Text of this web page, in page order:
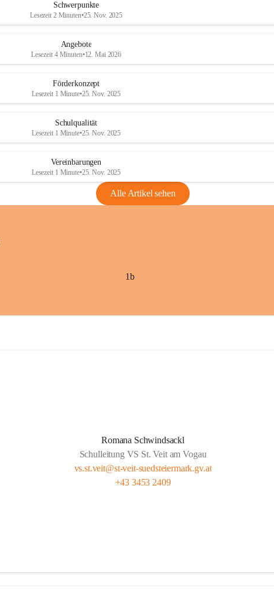
Schwerpunkte
Lesezeit 2 Minuten•25. Nov. 2025
Angebote
Lesezeit 4 Minuten•12. Mai 2026
Förderkonzept
Lesezeit 1 Minute•25. Nov. 2025
Schulqualität
Lesezeit 1 Minute•25. Nov. 2025
Vereinbarungen
Lesezeit 1 Minute•25. Nov. 2025
Alle Artikel sehen
1b
Romana Schwindsackl
Schulleitung VS St. Veit am Vogau
vs.st.veit@st-veit-suedsteiermark.gv.at
+43 3453 2409